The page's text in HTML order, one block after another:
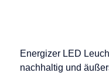
Energizer LED
nachhaltig und